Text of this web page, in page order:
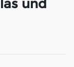
und